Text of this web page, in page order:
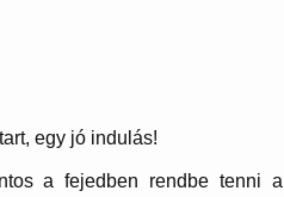
egy jó indulás!
a fejedben rendbe tenni a